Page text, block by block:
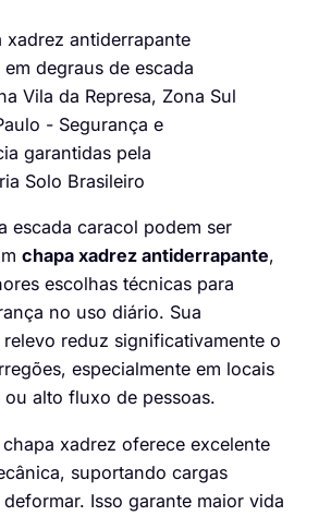
escada caracol podem ser
chapa xadrez antiderrapante,
escolhas técnicas para
no uso diário. Sua
reduz significativamente o
especialmente em locais
alto fluxo de pessoas.
xadrez oferece excelente
suportando cargas
Isso garante maior vida